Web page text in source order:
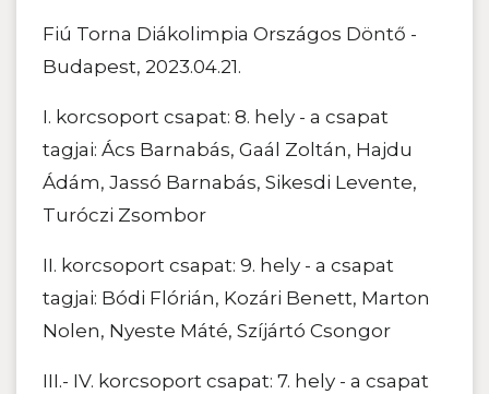
Fiú Torna Diákolimpia Országos Döntő -
Budapest, 2023.04.21.
I. korcsoport csapat: 8. hely - a csapat
tagjai: Ács Barnabás, Gaál Zoltán, Hajdu
Ádám, Jassó Barnabás, Sikesdi Levente,
Turóczi Zsombor
II. korcsoport csapat: 9. hely - a csapat
tagjai: Bódi Flórián, Kozári Benett, Marton
Nolen, Nyeste Máté, Szíjártó Csongor
III.- IV. korcsoport csapat: 7. hely - a csapat